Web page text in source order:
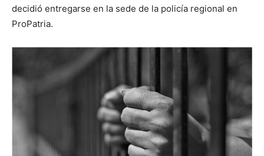
decidió entregarse en la sede de la policía regional en
ProPatria.